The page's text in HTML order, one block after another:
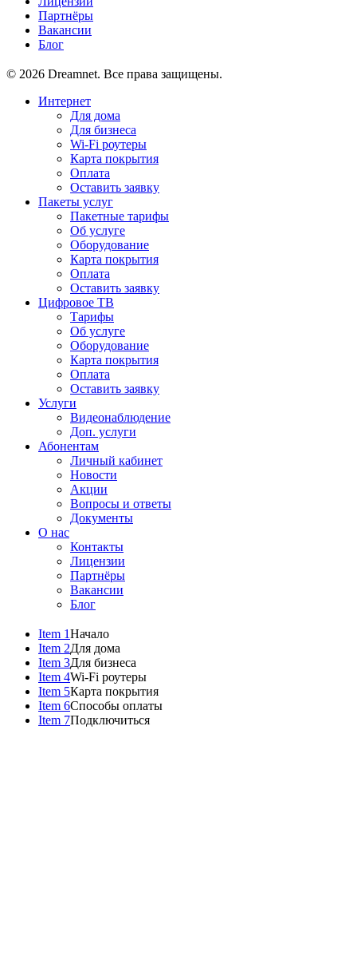
Партнёры
Вакансии
Блог
© 2026 Dreamnet. Все права защищены.
Интернет
Для дома
Для бизнеса
Wi-Fi роутеры
Карта покрытия
Оплата
Оставить заявку
Пакеты услуг
Пакетные тарифы
Об услуге
Оборудование
Карта покрытия
Оплата
Оставить заявку
Цифровое ТВ
Тарифы
Об услуге
Оборудование
Карта покрытия
Оплата
Оставить заявку
Услуги
Видеонаблюдение
Доп. услуги
Абонентам
Личный кабинет
Новости
Акции
Вопросы и ответы
Документы
О нас
Контакты
Лицензии
Партнёры
Вакансии
Блог
Item 1Начало
Item 2Для дома
Item 3Для бизнеса
Item 4Wi-Fi роутеры
Item 5Карта покрытия
Item 6Способы оплаты
Item 7Подключиться